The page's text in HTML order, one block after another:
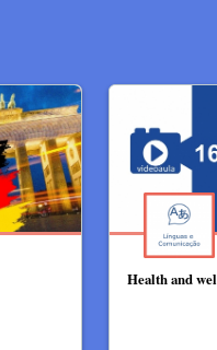
Health and